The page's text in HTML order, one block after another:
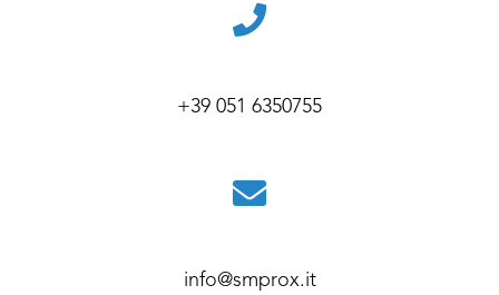
+39 051 6350755
info@smprox.it